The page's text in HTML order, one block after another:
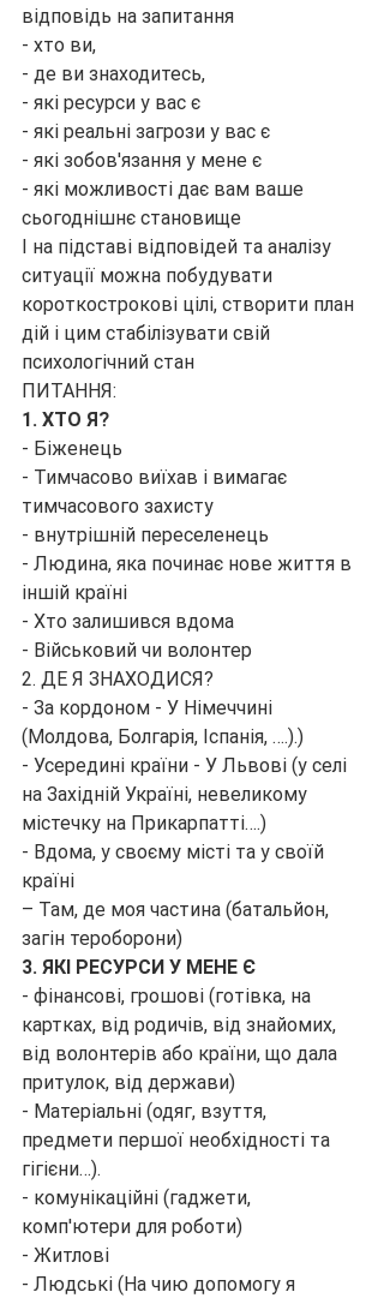
відповідь на запитання
- хто ви,
- де ви знаходитесь,
- які ресурси у вас є
- які реальні загрози у вас є
- які зобов'язання у мене є
- які можливості дає вам ваше
сьогоднішнє становище
І на підставі відповідей та аналізу
ситуації можна побудувати
короткострокові цілі, створити план
дій і цим стабілізувати свій
психологічний стан
ПИТАННЯ:
1. ХТО Я?
- Біженець
- Тимчасово виїхав і вимагає
тимчасового захисту
- внутрішній переселенець
- Людина, яка починає нове життя в
іншій країні
- Хто залишився вдома
- Військовий чи волонтер
2. ДЕ Я ЗНАХОДИСЯ?
- За кордоном - У Німеччині
(Молдова, Болгарія, Іспанія, ….).)
- Усередині країни - У Львові (у селі
на Західній Україні, невеликому
містечку на Прикарпатті….)
- Вдома, у своєму місті та у своїй
країні
– Там, де моя частина (батальйон,
загін тероборони)
3. ЯКІ РЕСУРСИ У МЕНЕ Є
- фінансові, грошові (готівка, на
картках, від родичів, від знайомих,
від волонтерів або країни, що дала
притулок, від держави)
- Матеріальні (одяг, взуття,
предмети першої необхідності та
гігієни…).
- комунікаційні (гаджети,
комп'ютери для роботи)
- Житлові
- Людські (На чию допомогу я